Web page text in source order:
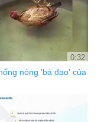
0:32
nóng 'bá đạo' của